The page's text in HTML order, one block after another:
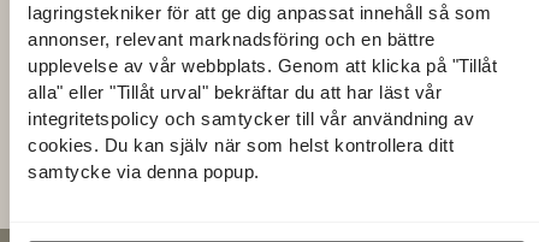
lagringstekniker för att ge dig anpassat innehåll så som
annonser, relevant marknadsföring och en bättre
upplevelse av vår webbplats. Genom att klicka på "Tillåt
alla" eller "Tillåt urval" bekräftar du att har läst vår
integritetspolicy och samtycker till vår användning av
cookies. Du kan själv när som helst kontrollera ditt
samtycke via denna popup.
Alternative: